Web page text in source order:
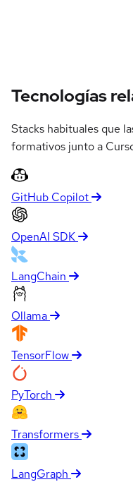
Tecnologías
Stacks habituales que
formativos junto a
GitHub Copilot
OpenAI SDK
LangChain
Ollama
TensorFlow
PyTorch
Transformers
LangGraph